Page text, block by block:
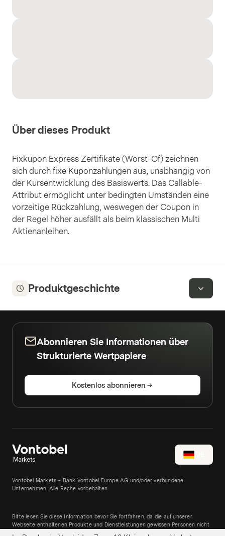
Über dieses Produkt
Fixkupon Express Zertifikate (Worst-Of) zeichnen
sich durch fixe Kuponzahlungen aus, unabhängig von
der Kursentwicklung des Basiswerts. Das Callable-
Attribut ermöglicht unter bedingten Umständen eine
vorzeitige Rückzahlung, weswegen der Coupon in
der Regel höher ausfällt als beim klassischen Multi
Aktienanleihen.
Produktgeschichte
Abonnieren Sie Informationen über
Strukturierte Wertpapiere
Kostenlos abonnieren
Vontobel Markets – Bank Vontobel Europe AG und/oder verbundene
Unternehmen. Alle Reche vorbehalten.
Bitte lesen Sie diese Information bevor Sie fortfahren, da die auf unserer
Webseite enthaltenen Produkte und Dienstleistungen gewissen Personen nicht